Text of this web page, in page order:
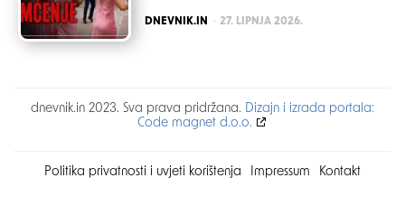
POSTED
DNEVNIK.IN 27. LIPNJA 2026.
dnevnik.in 2023. Sva prava pridržana. Dizajn i izrada portala:
Code magnet d.o.o.
Politika privatnosti i uvjeti korištenja Impressum Kontakt